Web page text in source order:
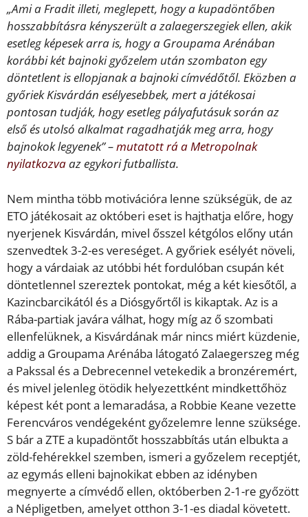
„Ami a Fradit illeti, meglepett, hogy a kupadöntőben
hosszabbításra kényszerült a zalaegerszegiek ellen, akik
esetleg képesek arra is, hogy a Groupama Arénában
korábbi két bajnoki győzelem után szombaton egy
döntetlent is ellopjanak a bajnoki címvédőtől. Eközben a
győriek Kisvárdán esélyesebbek, mert a játékosai
pontosan tudják, hogy esetleg pályafutásuk során az
első és utolsó alkalmat ragadhatják meg arra, hogy
bajnokok legyenek” –mutatott rá a Metropolnak
nyilatkozvaaz egykori futballista.
Nem mintha több motivációra lenne szükségük, de az
ETO játékosait az októberi eset is hajthatja előre, hogy
nyerjenek Kisvárdán, mivel ősszel kétgólos előny után
szenvedtek 3-2-es vereséget. A győriek esélyét növeli,
hogy a várdaiak az utóbbi hét fordulóban csupán két
döntetlennel szereztek pontokat, még a két kiesőtől, a
Kazincbarcikától és a Diósgyőrtől is kikaptak. Az is a
Rába-partiak javára válhat, hogy míg az ő szombati
ellenfelüknek, a Kisvárdának már nincs miért küzdenie,
addig a Groupama Arénába látogató Zalaegerszeg még
a Pakssal és a Debrecennel vetekedik a bronzéremért,
és mivel jelenleg ötödik helyezettként mindkettőhöz
képest két pont a lemaradása, a Robbie Keane vezette
Ferencváros vendégeként győzelemre lenne szüksége.
S bár a ZTE a kupadöntőt hosszabbítás után elbukta a
zöld-fehérekkel szemben, ismeri a győzelem receptjét,
az egymás elleni bajnokikat ebben az idényben
megnyerte a címvédő ellen, októberben 2-1-re győzött
a Népligetben, amelyet otthon 3-1-es diadal követett.